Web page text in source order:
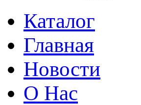
Каталог
Главная
Новости
О Нас